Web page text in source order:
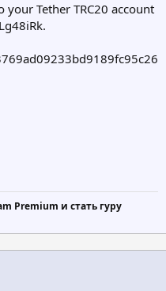
your Tether TRC20 account
Premium и стать гуру